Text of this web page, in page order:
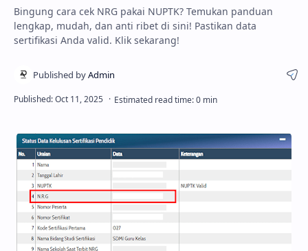
Buku Digital
Bingung cara cek NRG pakai NUPTK? Temukan panduan
lengkap, mudah, dan anti ribet di sini! Pastikan data
sertifikasi Anda valid. Klik sekarang!